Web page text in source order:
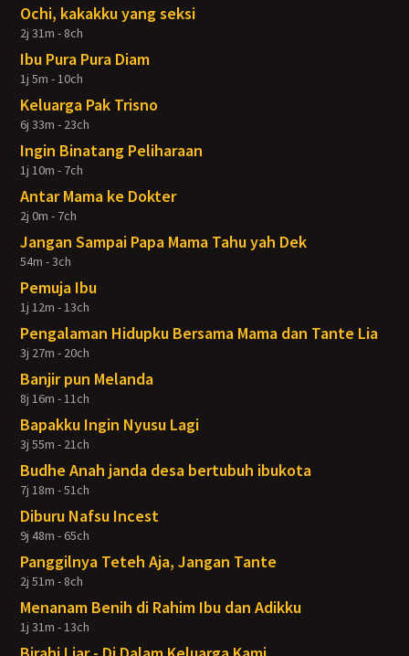
Ochi, kakakku yang seksi
2j 31m - 8ch
Ibu Pura Pura Diam
1j 5m - 10ch
Keluarga Pak Trisno
6j 33m - 23ch
Ingin Binatang Peliharaan
1j 10m - 7ch
Antar Mama ke Dokter
2j 0m - 7ch
Jangan Sampai Papa Mama Tahu yah Dek
54m - 3ch
Pemuja Ibu
1j 12m - 13ch
Pengalaman Hidupku Bersama Mama dan Tante Lia
3j 27m - 20ch
Banjir pun Melanda
8j 16m - 11ch
Bapakku Ingin Nyusu Lagi
3j 55m - 21ch
Budhe Anah janda desa bertubuh ibukota
7j 18m - 51ch
Diburu Nafsu Incest
9j 48m - 65ch
Panggilnya Teteh Aja, Jangan Tante
2j 51m - 8ch
Menanam Benih di Rahim Ibu dan Adikku
1j 31m - 13ch